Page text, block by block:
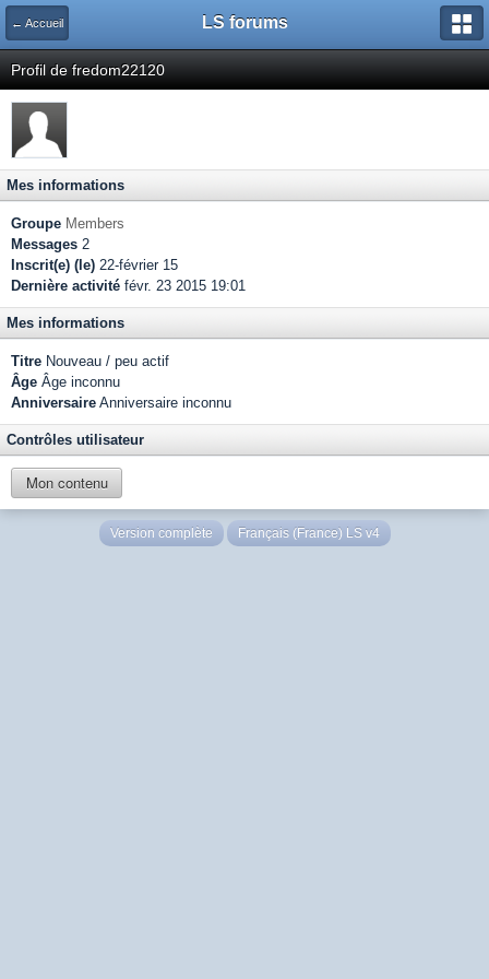
← Accueil LS forums
Profil de fredom22120
Mes informations
Groupe Members
Messages 2
Inscrit(e) (le) 22-février 15
Dernière activité févr. 23 2015 19:01
Mes informations
Titre Nouveau / peu actif
Âge Âge inconnu
Anniversaire Anniversaire inconnu
Contrôles utilisateur
Mon contenu
Version complète Français (France) LS v4